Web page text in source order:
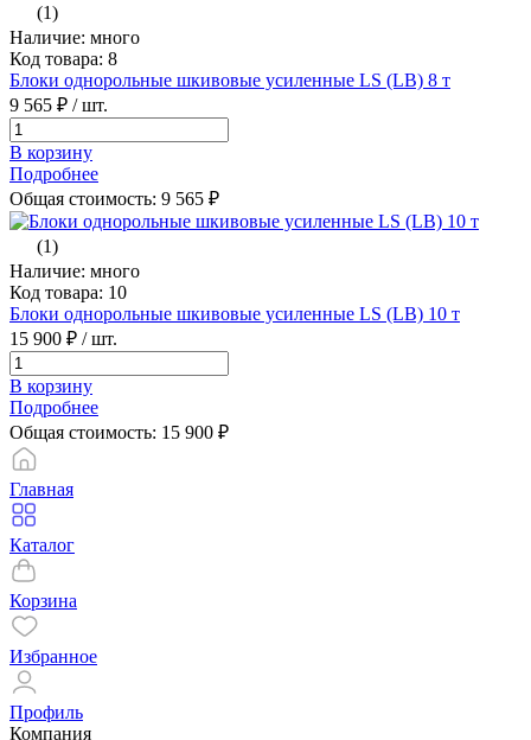
(1)
Наличие: много
Код товара: 8
Блоки однорольные шкивовые усиленные LS (LB) 8 т
9 565 ₽ / шт.
В корзину
Подробнее
Общая стоимость: 9 565 ₽
(1)
Наличие: много
Код товара: 10
Блоки однорольные шкивовые усиленные LS (LB) 10 т
15 900 ₽ / шт.
В корзину
Подробнее
Общая стоимость: 15 900 ₽
Главная
Каталог
Корзина
Избранное
Профиль
Компания